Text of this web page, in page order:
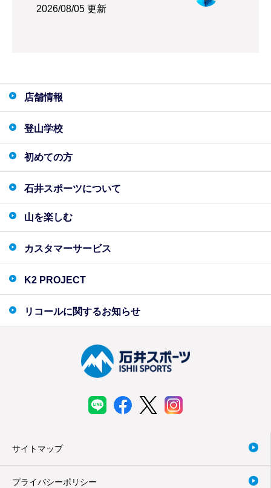
2026/08/05 更新
店舗情報
登山学校
初めての方
石井スポーツについて
山を楽しむ
カスタマーサービス
K2 PROJECT
リコールに関するお知らせ
サイトマップ
プライバシーポリシー